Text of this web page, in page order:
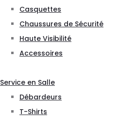
Casquettes
Chaussures de Sécurité
Haute Visibilité
Accessoires
Service en Salle
Débardeurs
T-Shirts